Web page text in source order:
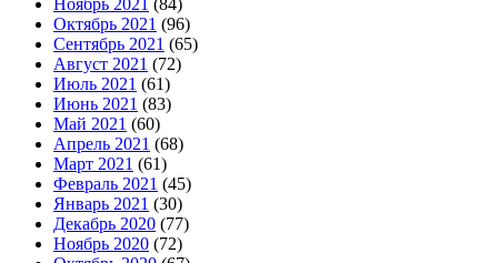
Ноябрь 2021 (84)
Октябрь 2021 (96)
Сентябрь 2021 (65)
Август 2021 (72)
Июль 2021 (61)
Июнь 2021 (83)
Май 2021 (60)
Апрель 2021 (68)
Март 2021 (61)
Февраль 2021 (45)
Январь 2021 (30)
Декабрь 2020 (77)
Ноябрь 2020 (72)